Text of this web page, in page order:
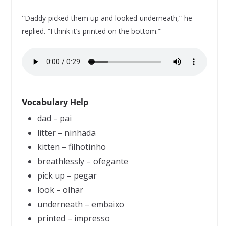
“Daddy picked them up and looked underneath,” he
replied. “I think it’s printed on the bottom.”
Vocabulary Help
dad – pai
litter – ninhada
kitten – filhotinho
breathlessly – ofegante
pick up – pegar
look – olhar
underneath – embaixo
printed – impresso